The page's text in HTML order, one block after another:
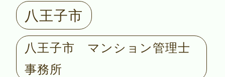
八王子市
八王子市 マンション管理士
事務所